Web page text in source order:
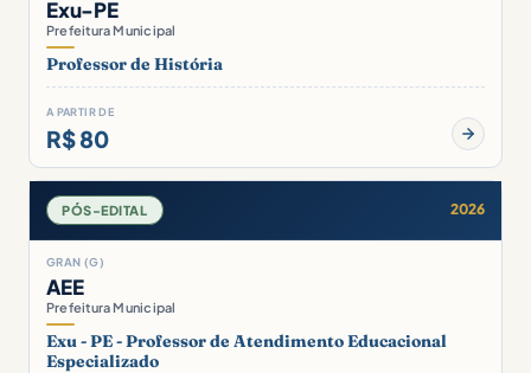
Exu-PE
Prefeitura Municipal
Professor de História
A PARTIR DE
R$ 80
PÓS-EDITAL 2026
GRAN (G)
AEE
Prefeitura Municipal
Exu - PE - Professor de Atendimento Educacional
Especializado